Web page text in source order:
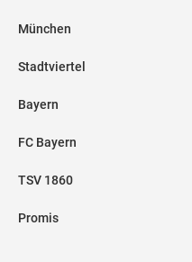
München
Stadtviertel
Bayern
FC Bayern
TSV 1860
Promis